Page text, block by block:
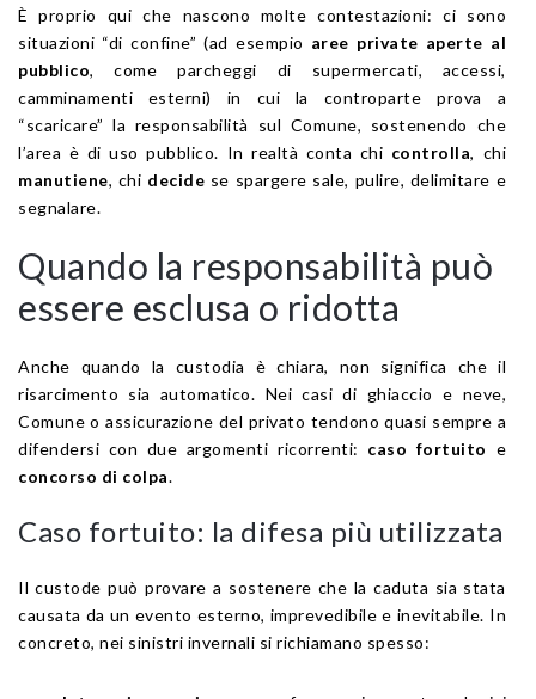
È proprio qui che nascono molte contestazioni: ci sono
situazioni “di confine” (ad esempio aree private aperte al
pubblico, come parcheggi di supermercati, accessi,
camminamenti esterni) in cui la controparte prova a
“scaricare” la responsabilità sul Comune, sostenendo che
l’area è di uso pubblico. In realtà conta chi controlla, chi
manutiene, chi decide se spargere sale, pulire, delimitare e
segnalare.
Quando la responsabilità può
essere esclusa o ridotta
Anche quando la custodia è chiara, non significa che il
risarcimento sia automatico. Nei casi di ghiaccio e neve,
Comune o assicurazione del privato tendono quasi sempre a
difendersi con due argomenti ricorrenti: caso fortuito e
concorso di colpa.
Caso fortuito: la difesa più utilizzata
Il custode può provare a sostenere che la caduta sia stata
causata da un evento esterno, imprevedibile e inevitabile. In
concreto, nei sinistri invernali si richiamano spesso: